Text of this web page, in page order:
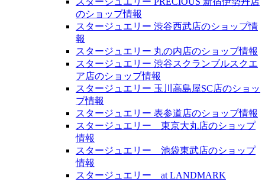
のショップ情報
スタージュエリー 渋谷西武店のショップ情
報
スタージュエリー 丸の内店のショップ情報
スタージュエリー 渋谷スクランブルスクエ
ア店のショップ情報
スタージュエリー 玉川高島屋SC店のショッ
プ情報
スタージュエリー 表参道店のショップ情報
スタージュエリー 東京大丸店のショップ
情報
スタージュエリー 池袋東武店のショップ
情報
スタージュエリー at LANDMARK